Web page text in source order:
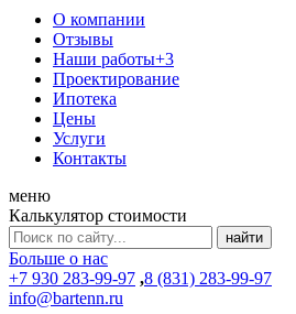
О компании
Отзывы
Наши работы+3
Проектирование
Ипотека
Цены
Услуги
Контакты
меню
Калькулятор стоимости
Больше о нас
+7 930 283-99-97 ,8 (831) 283-99-97
info@bartenn.ru